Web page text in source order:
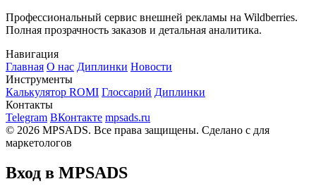
Профессиональный сервис внешней рекламы на Wildberries.
Полная прозрачность заказов и детальная аналитика.
Навигация
Главная О нас Диплинки Новости
Инструменты
Калькулятор ROMI Глоссарий Диплинки
Контакты
Telegram ВКонтакте mpsads.ru
© 2026 MPSADS. Все права защищены. Сделано с для
маркетологов
Вход в MPSADS